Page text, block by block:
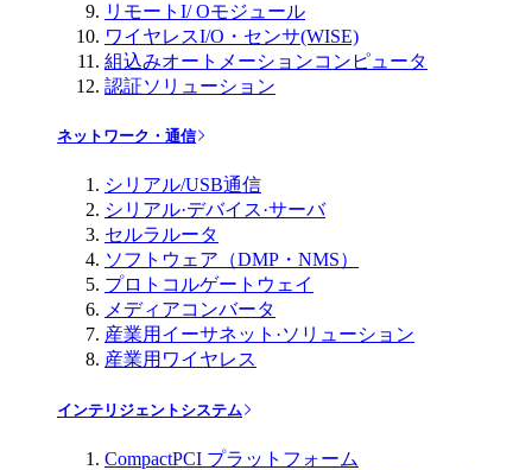
リモートI/ Oモジュール
ワイヤレスI/O・センサ(WISE)
組込みオートメーションコンピュータ
認証ソリューション
ネットワーク・通信
シリアル/USB通信
シリアル·デバイス·サーバ
セルラルータ
ソフトウェア（DMP・NMS）
プロトコルゲートウェイ
メディアコンバータ
産業用イーサネット·ソリューション
産業用ワイヤレス
インテリジェントシステム
CompactPCI プラットフォーム